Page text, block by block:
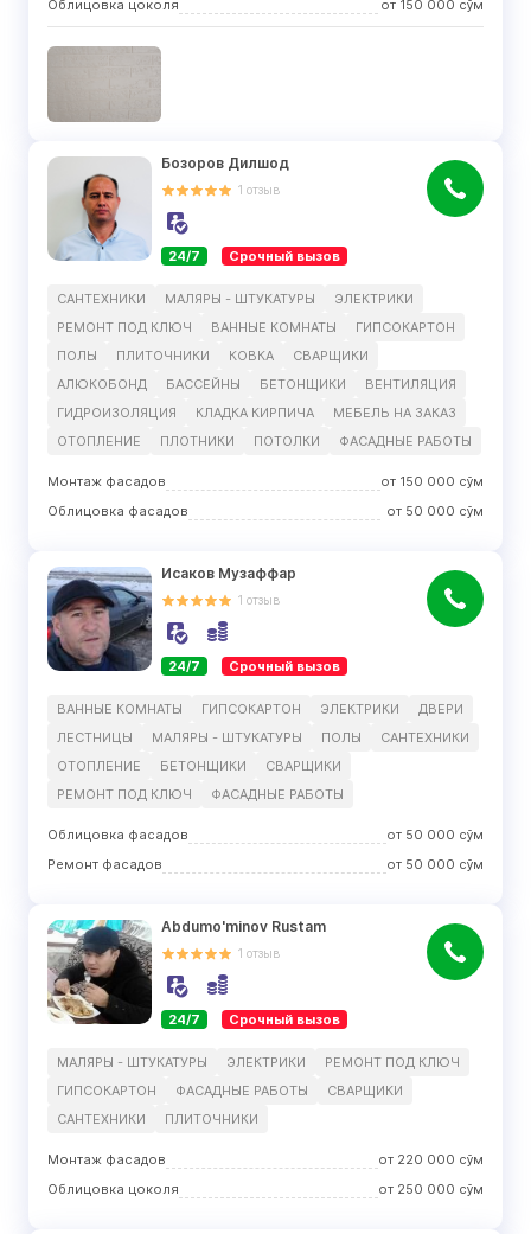
Облицовка цоколя от 150 000 сўм
Бозоров Дилшод
1 отзыв
24/7 Срочный вызов
САНТЕХНИКИ МАЛЯРЫ - ШТУКАТУРЫ
ЭЛЕКТРИКИ
РЕМОНТ ПОД КЛЮЧ
ВАННЫЕ КОМНАТЫ
ГИПСОКАРТОН
ПОЛЫ
ПЛИТОЧНИКИ КОВКА
СВАРЩИКИ
АЛЮКОБОНД
БАССЕЙНЫ БЕТОНЩИКИ
ВЕНТИЛЯЦИЯ
ГИДРОИЗОЛЯЦИЯ
КЛАДКА КИРПИЧА
МЕБЕЛЬ НА ЗАКАЗ
ОТОПЛЕНИЕ
ПЛОТНИКИ ПОТОЛКИ ФАСАДНЫЕ РАБОТЫ
Монтаж фасадов от 150 000 сўм
Облицовка фасадов
от 50 000 сўм
Исаков Музаффар
1 отзыв
24/7 Срочный вызов
ВАННЫЕ КОМНАТЫ ГИПСОКАРТОН ЭЛЕКТРИКИ
ДВЕРИ
ЛЕСТНИЦЫ
МАЛЯРЫ - ШТУКАТУРЫ ПОЛЫ
САНТЕХНИКИ
ОТОПЛЕНИЕ
БЕТОНЩИКИ
СВАРЩИКИ
РЕМОНТ ПОД КЛЮЧ
ФАСАДНЫЕ РАБОТЫ
Облицовка фасадов от 50 000 сўм
Ремонт фасадов
от 50 000 сўм
Abdumo'minov Rustam
1 отзыв
24/7 Срочный вызов
МАЛЯРЫ - ШТУКАТУРЫ ЭЛЕКТРИКИ
РЕМОНТ ПОД КЛЮЧ
ГИПСОКАРТОН
ФАСАДНЫЕ РАБОТЫ
СВАРЩИКИ
САНТЕХНИКИ
ПЛИТОЧНИКИ
Монтаж фасадов от 220 000 сўм
Облицовка цоколя
от 250 000 сўм